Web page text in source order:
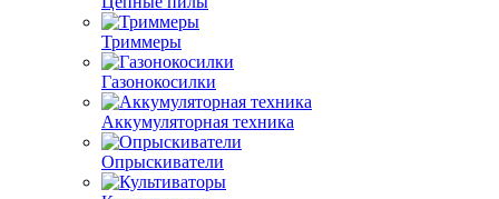
Триммеры
Газонокосилки
Аккумуляторная техника
Опрыскиватели